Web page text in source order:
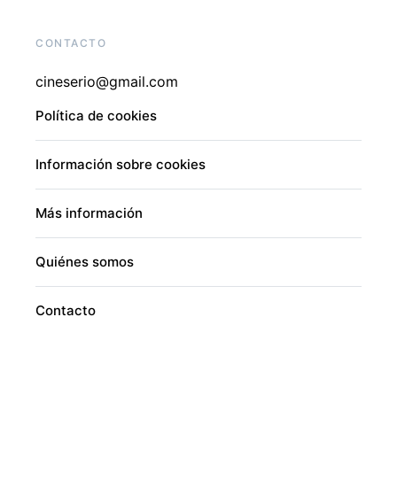
CONTACTO
cineserio@gmail.com
Política de cookies
Información sobre cookies
Más información
Quiénes somos
Contacto